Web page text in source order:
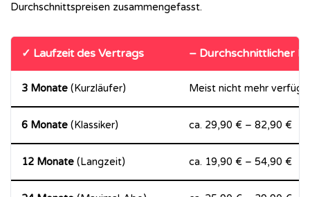
Durchschnittspreisen zusammengefasst.
✓ Laufzeit des Vertrags – Durchschnittlicher
3 Monate (Kurzläufer) Meist nicht mehr
6 Monate (Klassiker) ca. 29,90 € – 82,90 €
12 Monate (Langzeit) ca. 19,90 € – 54,90 €